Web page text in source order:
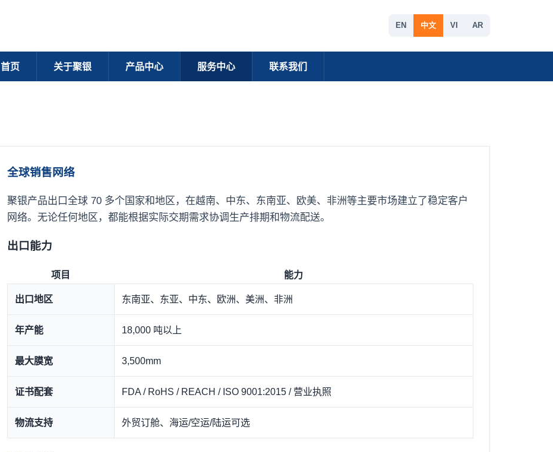
EN 中文 VI AR
首页 关于聚银 产品中心 服务中心 联系我们
全球销售网络
聚银产品出口全球 70 多个国家和地区，在越南、中东、东南亚、欧美、非洲等主要市场建立了稳定客户
网络。无论任何地区，都能根据实际交期需求协调生产排期和物流配送。
出口能力
项目 能力
出口地区 东南亚、东亚、中东、欧洲、美洲、非洲
年产能 18,000 吨以上
最大膜宽 3,500mm
证书配套 FDA / RoHS / REACH / ISO 9001:2015 / 营业执照
物流支持 外贸订舱、海运/空运/陆运可选